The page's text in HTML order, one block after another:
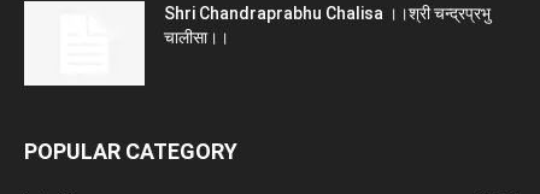
Shri Chandraprabhu Chalisa ।।श्री चन्द्रप्रभु
चालीसा।।
POPULAR CATEGORY